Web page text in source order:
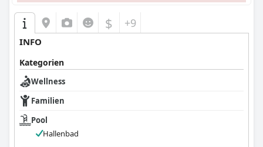
$ +9
INFO
Kategorien
Wellness
Familien
Pool
Hallenbad